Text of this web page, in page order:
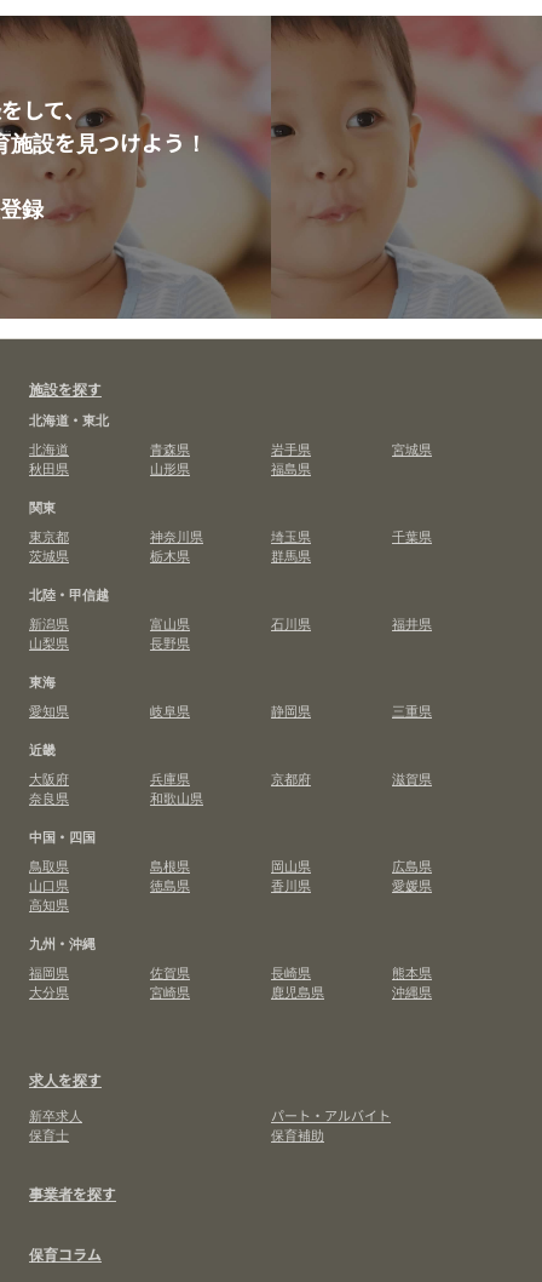
して、
設を見つけよう！
録
施設を探す
北海道・東北
北海道
青森県 岩手県
宮城県
秋田県
山形県
福島県
関東
東京都
神奈川県 埼玉県
千葉県
茨城県
栃木県
群馬県
北陸・甲信越
新潟県
富山県 石川県
福井県
山梨県
長野県
東海
愛知県
岐阜県 静岡県
三重県
近畿
大阪府
兵庫県 京都府
滋賀県
奈良県
和歌山県
中国・四国
鳥取県
島根県 岡山県
広島県
山口県
徳島県 香川県
愛媛県
高知県
九州・沖縄
福岡県
佐賀県 長崎県
熊本県
大分県
宮崎県 鹿児島県 沖縄県
求人を探す
新卒求人
パート・アルバイト
保育士
保育補助
事業者を探す
保育コラム